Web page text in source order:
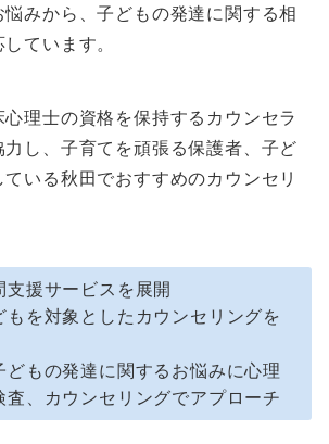
みから、子どもの発達に関する相
ています。
理士の資格を保持するカウンセラ
し、子育てを頑張る保護者、子ど
いる秋田でおすすめのカウンセリ
支援サービスを展開
もを対象としたカウンセリングを
どもの発達に関するお悩みに心理
査、カウンセリングでアプローチ